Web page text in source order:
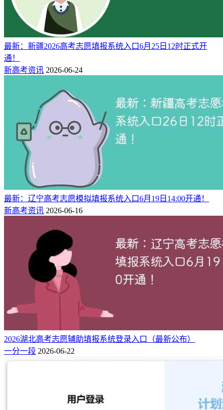
况和兴趣爱好，理性分析并做出决策。
夸克高考产品负责人夏雅曈也强调：要用好人工智能，家长和
考生也需要对高考政策、就业市场有基本了解，考生也要对自
己的兴趣所在和未来方向有基本规划。他提到，在填志愿时，
人工智能可以作为信息整理员、数据分析员、报考参谋员，但
最终的选择还是要靠家长和考生自己决定。
夸克高考志愿填报系统提供了基于大数据和AI算法
的辅助工具，但用户在使用时也应结合个人情况和市场情
况，做出综合判断。
AI在高考志愿填报的前景
AI在高考志愿填报中展现出巨大潜力，但它并不能完全替代
传统的人工咨询服务。AI服务提供商需要不断完善数据源的
广度和深度、优化算法的准确性。AI志愿填报更像是“数据黑
盒”，只是基于公开数据进行测算，容易出现未知变量。因
此，考生可以将其作为弥补信息差的参考工具，但对其准确性
类似志愿填报系统推荐
官方网站首页入口：kzhiyuan.com（快志愿高考模拟填报系
快志愿是一种根据往年招考数据，通过AI大数据算法，进行
报的需求，助力考生填报一所满意的大学。
“可冲击、较稳妥、可保底”三种推荐方式，可快速添加院校专
最新：新疆2026高考志愿填报系统入口6月25日12时正式开
通！
新高考资讯 2026-06-24
最新：辽宁高考志愿模拟填报系统入口6月19日14:00开通！
新高考资讯 2026-06-16
2026湖北高考志愿辅助填报系统登录入口（最新公布）
一分一段 2026-06-22